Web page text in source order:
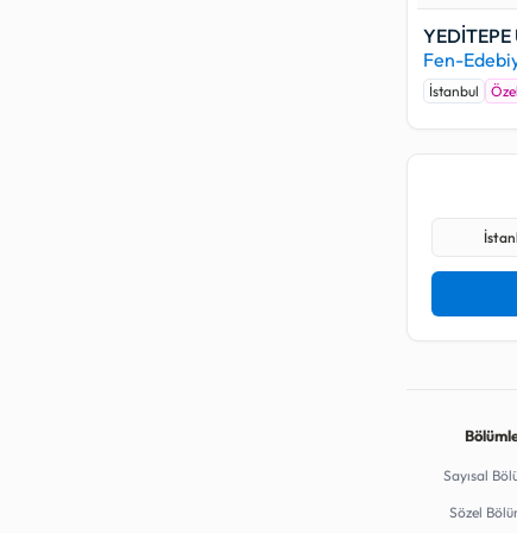
YEDİTEPE
Fen-
İstanbul Özel
Sayısal
Sözel